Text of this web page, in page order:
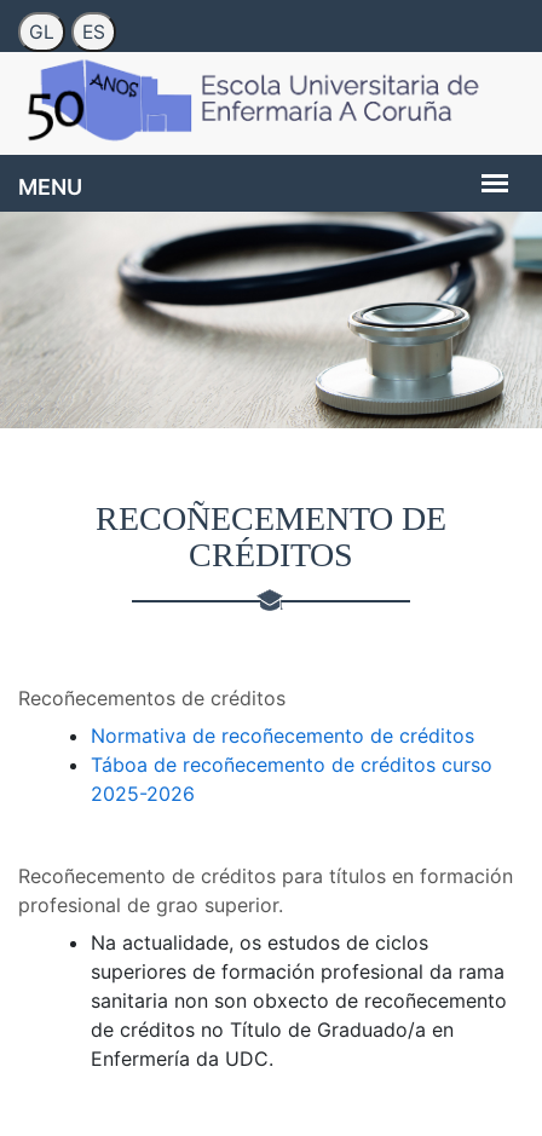
RECOÑECEMENTO DE
CRÉDITOS
Recoñecementos de créditos
Normativa de recoñecemento de créditos
Táboa de recoñecemento de créditos curso
2025-2026
Recoñecemento de créditos para títulos en formación
profesional de grao superior.
Na actualidade, os estudos de ciclos
superiores de formación profesional da rama
sanitaria non son obxecto de recoñecemento
de créditos no Título de Graduado/a en
Enfermería da UDC.